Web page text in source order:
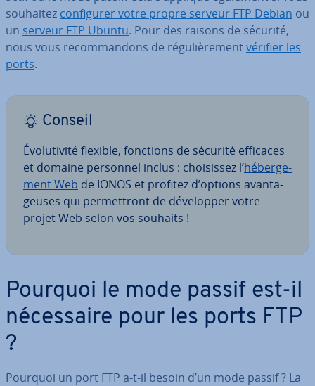
souhaitez con­fi­gu­rer votre propre serveur FTP Debian ou
un serveur FTP Ubuntu. Pour des raisons de sécurité,
nous vous re­com­man­dons de ré­gu­liè­re­mentvérifier les
ports.
Conseil
Évo­lu­ti­vité flexible, fonctions de sécurité efficaces
et domaine personnel inclus : choi­sis­sez l’hé­ber­ge­
ment Web de IONOS et profitez d’options avan­ta­
geuses qui per­met­tront de dé­ve­lop­per votre
projet Web selon vos souhaits !
Pourquoi le mode passif est-il
né­ces­saire pour les ports FTP
?
Pourquoi un port FTP a-t-il besoin d’un mode passif ? La